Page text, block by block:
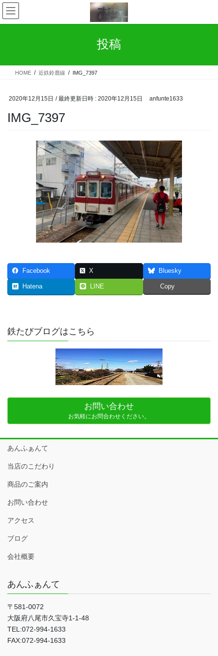
コ
ン
テ
ス
ナ
ビ
ゲ
ン
投稿
HOME 近鉄鈴鹿線 IMG_7397
2020年12月15日 / 最終更新日時 : 2020年12月15日 anfunte1633
IMG_7397
Facebook X Bluesky
Hatena LINE Copy
鉄たびブログはこちら
お問い合わせ
お気軽にお問合わせください。
あんふぁんて
当店のこだわり
商品のご案内
お問い合わせ
アクセス
ブログ
会社概要
あんふぁんて
〒581-0072
大阪府八尾市久宝寺1-1-48
TEL:072-994-1633
FAX:072-994-1633